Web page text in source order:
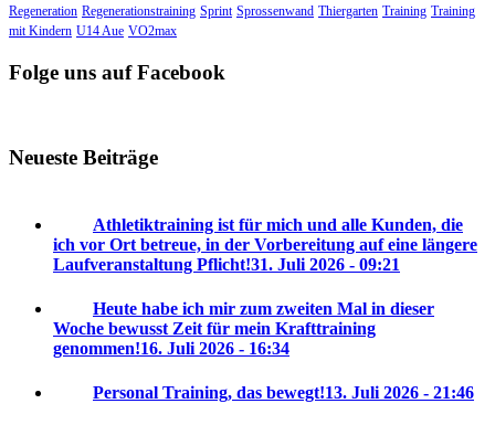
Regeneration Regenerationstraining Sprint Sprossenwand Thiergarten Training Training
mit Kindern U14 Aue VO2max
Folge uns auf Facebook
Neueste Beiträge
Athletiktraining ist für mich und alle Kunden, die
ich vor Ort betreue, in der Vorbereitung auf eine längere
Laufveranstaltung Pflicht!31. Juli 2026 - 09:21
Heute habe ich mir zum zweiten Mal in dieser
Woche bewusst Zeit für mein Krafttraining
genommen!16. Juli 2026 - 16:34
Personal Training, das bewegt!13. Juli 2026 - 21:46